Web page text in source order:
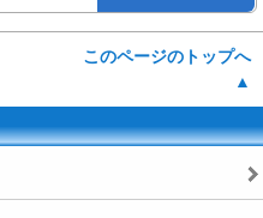
このページのトップへ
▲